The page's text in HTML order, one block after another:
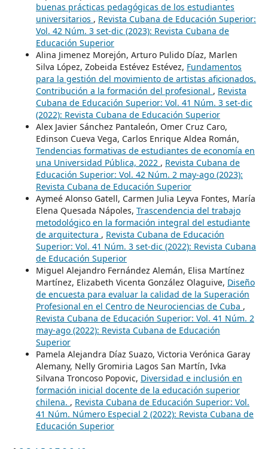
buenas prácticas pedagógicas de los estudiantes
universitarios , Revista Cubana de Educación Superior:
Vol. 42 Núm. 3 set-dic (2023): Revista Cubana de
Educación Superior
Alina Jimenez Morejón, Arturo Pulido Díaz, Marlen
Silva López, Zobeida Estévez Estévez, Fundamentos
para la gestión del movimiento de artistas aficionados.
Contribución a la formación del profesional , Revista
Cubana de Educación Superior: Vol. 41 Núm. 3 set-dic
(2022): Revista Cubana de Educación Superior
Alex Javier Sánchez Pantaleón, Omer Cruz Caro,
Edinson Cueva Vega, Carlos Enrique Aldea Román,
Tendencias formativas de estudiantes de economía en
una Universidad Pública, 2022 , Revista Cubana de
Educación Superior: Vol. 42 Núm. 2 may-ago (2023):
Revista Cubana de Educación Superior
Aymeé Alonso Gatell, Carmen Julia Leyva Fontes, María
Elena Quesada Nápoles, Trascendencia del trabajo
metodológico en la formación integral del estudiante
de arquitectura , Revista Cubana de Educación
Superior: Vol. 41 Núm. 3 set-dic (2022): Revista Cubana
de Educación Superior
Miguel Alejandro Fernández Alemán, Elisa Martínez
Martínez, Elizabeth Vicenta González Olaguive, Diseño
de encuesta para evaluar la calidad de la Superación
Profesional en el Centro de Neurociencias de Cuba ,
Revista Cubana de Educación Superior: Vol. 41 Núm. 2
may-ago (2022): Revista Cubana de Educación
Superior
Pamela Alejandra Díaz Suazo, Victoria Verónica Garay
Alemany, Nelly Gromiria Lagos San Martín, Ivka
Silvana Troncoso Popovic, Diversidad e inclusión en
formación inicial docente de la educación superior
chilena. , Revista Cubana de Educación Superior: Vol.
41 Núm. Número Especial 2 (2022): Revista Cubana de
Educación Superior